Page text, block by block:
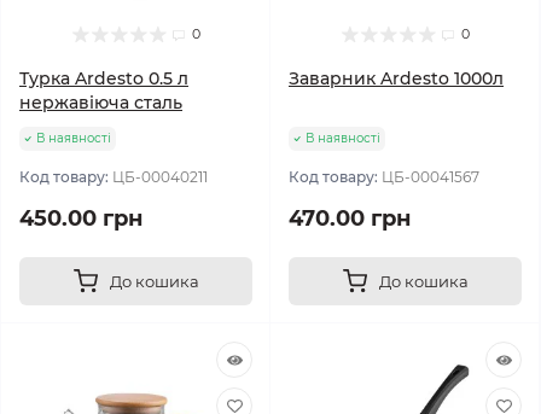
0
Турка Ardesto 0.5 л
нержавіюча сталь
В наявності
Код товару: ЦБ-00040211
450.00 грн
До кошика
0
Заварник Ardesto 1000л
В наявності
Код товару: ЦБ-00041567
470.00 грн
До кошика